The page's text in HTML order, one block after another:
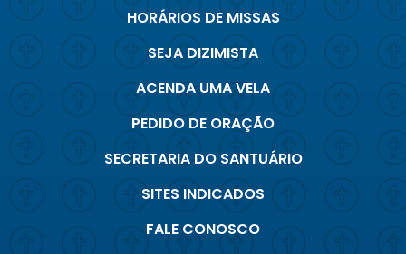
HORÁRIOS DE MISSAS
SEJA DIZIMISTA
ACENDA UMA VELA
PEDIDO DE ORAÇÃO
SECRETARIA DO SANTUÁRIO
SITES INDICADOS
FALE CONOSCO